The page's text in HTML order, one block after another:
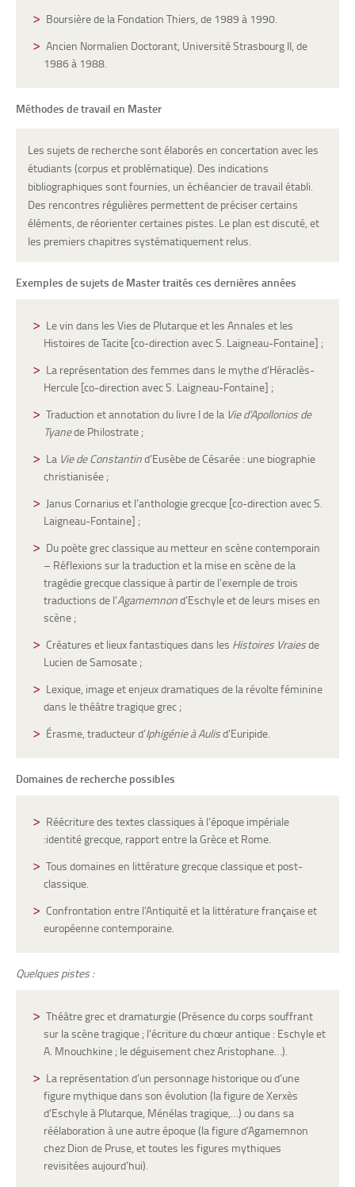
Boursière de la Fondation Thiers, de 1989 à 1990.
Ancien Normalien Doctorant, Université Strasbourg II, de
1986 à 1988.
Méthodes de travail en Master
Les sujets de recherche sont élaborés en concertation avec les
étudiants (corpus et problématique). Des indications
bibliographiques sont fournies, un échéancier de travail établi.
Des rencontres régulières permettent de préciser certains
éléments, de réorienter certaines pistes. Le plan est discuté, et
les premiers chapitres systématiquement relus.
Exemples de sujets de Master traités ces dernières années
Le vin dans les Vies de Plutarque et les Annales et les
Histoires de Tacite [co-direction avec S. Laigneau-Fontaine] ;
La représentation des femmes dans le mythe d’Héraclès-
Hercule [co-direction avec S. Laigneau-Fontaine] ;
Traduction et annotation du livre I de la Vie d’Apollonios de
Tyanede Philostrate ;
La Vie de Constantind’Eusèbe de Césarée : une biographie
christianisée ;
Janus Cornarius et l’anthologie grecque [co-direction avec S.
Laigneau-Fontaine] ;
Du poète grec classique au metteur en scène contemporain
– Réflexions sur la traduction et la mise en scène de la
tragédie grecque classique à partir de l’exemple de trois
traductions de l’Agamemnond’Eschyle et de leurs mises en
scène ;
Créatures et lieux fantastiques dans les Histoires Vraiesde
Lucien de Samosate ;
Lexique, image et enjeux dramatiques de la révolte féminine
dans le théâtre tragique grec ;
Érasme, traducteur d’Iphigénie à Aulisd’Euripide.
Domaines de recherche possibles
Réécriture des textes classiques à l’époque impériale
:identité grecque, rapport entre la Grèce et Rome.
Tous domaines en littérature grecque classique et post-
classique.
Confrontation entre l’Antiquité et la littérature française et
européenne contemporaine.
Quelques pistes :
Théâtre grec et dramaturgie (Présence du corps souffrant
sur la scène tragique ; l’écriture du chœur antique : Eschyle et
A. Mnouchkine ; le déguisement chez Aristophane…).
La représentation d’un personnage historique ou d’une
figure mythique dans son évolution (la figure de Xerxès
d’Eschyle à Plutarque, Ménélas tragique,…) ou dans sa
réélaboration à une autre époque (la figure d’Agamemnon
chez Dion de Pruse, et toutes les figures mythiques
revisitées aujourd’hui).